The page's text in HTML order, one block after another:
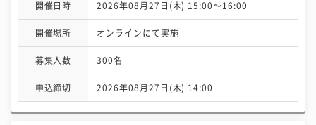
開催日時 2026年08月27日(木) 15:00〜16:00
開催場所 オンラインにて実施
募集人数 300名
申込締切 2026年08月27日(木) 14:00